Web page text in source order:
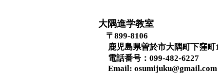
大隅進学教室
〒899-8106
鹿児島県曽於市大隅町下窪町
​ 電話番号：099-482-6227
Email: osumijuku@gmail.com